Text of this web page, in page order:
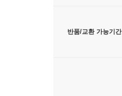
반품/교환 가능기간